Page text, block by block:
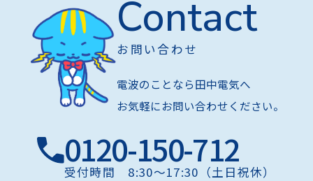
Contact
お問い合わせ
電波のことなら田中電気へ
お気軽にお問い合わせください。
0120-150-712
受付時間 8:30〜17:30（土日祝休）